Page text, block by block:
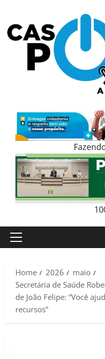
content
Primary
Home
2026
maio
Secretária de Saúde
de João Felipe: “Você
recursos”